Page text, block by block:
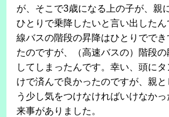
が、そこで3歳になる上の子が、親
ひとりで乗降したいと言い出した
線バスの階段の昇降はひとりでで
たのですが、（高速バスの）階段の
してしまったんです。幸い、頭に
けで済んで良かったのですが、親
う少し気をつけなければいけなか
来事がありました。